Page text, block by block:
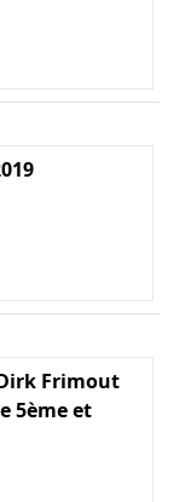
Frimout
5ème et